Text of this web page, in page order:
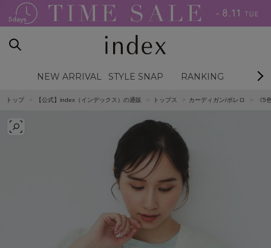
NEW ARRIVAL STYLE SNAP RANKING
トップ 【公式】index（インデックス）の通販 トップス カーディガン/ボレロ 《5